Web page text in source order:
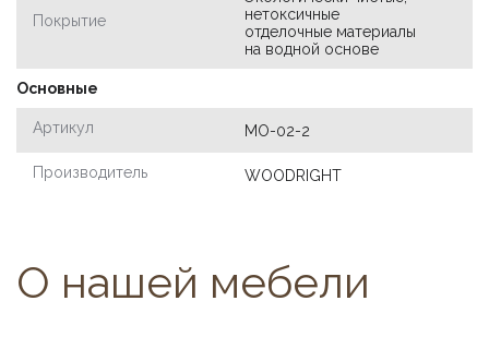
Покрытие
нетоксичные
отделочные материалы
на водной основе
Основные
Артикул МО-02-2
Производитель WOODRIGHT
О нашей мебели